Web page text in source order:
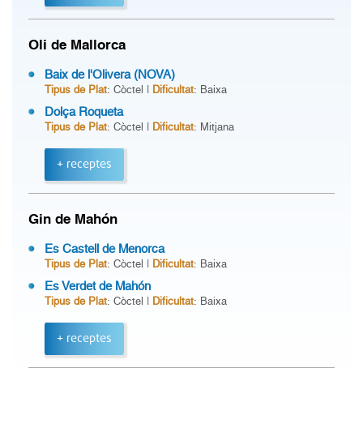
Oli de Mallorca
Baix de l'Olivera (NOVA)
Tipus de Plat: Còctel | Dificultat: Baixa
Dolça Roqueta
Tipus de Plat: Còctel | Dificultat: Mitjana
+ receptes
Gin de Mahón
Es Castell de Menorca
Tipus de Plat: Còctel | Dificultat: Baixa
Es Verdet de Mahón
Tipus de Plat: Còctel | Dificultat: Baixa
+ receptes